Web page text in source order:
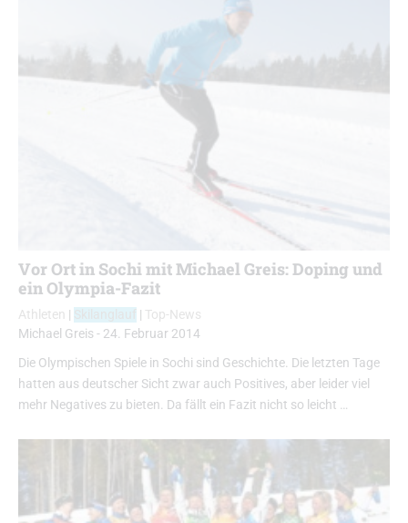
Vor Ort in Sochi mit Michael Greis: Doping und
ein Olympia-Fazit
Athleten | | Top-News
Michael Greis - 24. Februar 2014
Die Olympischen Spiele in Sochi sind Geschichte. Die letzten Tage
hatten aus deutscher Sicht zwar auch Positives, aber leider viel
mehr Negatives zu bieten. Da fällt ein Fazit nicht so leicht …